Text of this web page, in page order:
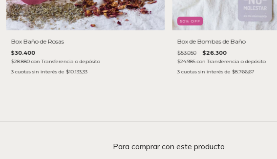
Box Baño de Rosas
$30.400
$28.880con Transferencia o depósito
3 cuotas sin interés de $10.133,33
50% OFF
Box de Bombas de Baño
$53.050 $26.300
$24.985con Transferencia o depósito
3 cuotas sin interés de $8.766,67
Para comprar con este producto